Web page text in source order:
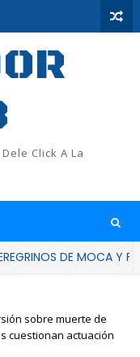
Click A La
DE MOCA Y FLUP
sobre muerte de
cuestionan actuación